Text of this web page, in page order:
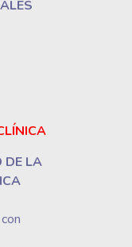
DE LA